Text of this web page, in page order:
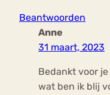
Beantwoorden
Anne
31 maart, 2023
Bedankt voor
wat ben ik blij